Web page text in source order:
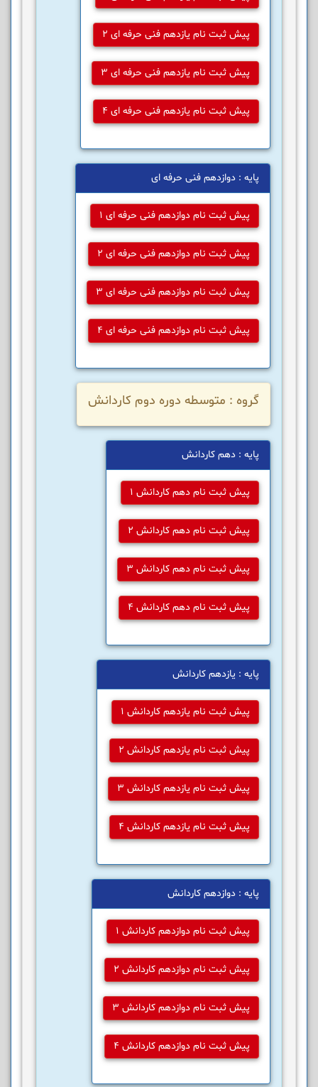
پیش ثبت نام یازدهم فنی حرفه ای 2
پیش ثبت نام یازدهم فنی حرفه ای 3
پیش ثبت نام یازدهم فنی حرفه ای 4
پایه : دوازدهم فنی حرفه ای
پیش ثبت نام دوازدهم فنی حرفه ای 1
پیش ثبت نام دوازدهم فنی حرفه ای 2
پیش ثبت نام دوازدهم فنی حرفه ای 3
پیش ثبت نام دوازدهم فنی حرفه ای 4
گروه : متوسطه دوره دوم کاردانش
پایه : دهم کاردانش
پیش ثبت نام دهم کاردانش 1
پیش ثبت نام دهم کاردانش 2
پیش ثبت نام دهم کاردانش 3
پیش ثبت نام دهم کاردانش 4
پایه : یازدهم کاردانش
پیش ثبت نام یازدهم کاردانش 1
پیش ثبت نام یازدهم کاردانش 2
پیش ثبت نام یازدهم کاردانش 3
پیش ثبت نام یازدهم کاردانش 4
پایه : دوازدهم کاردانش
پیش ثبت نام دوازدهم کاردانش 1
پیش ثبت نام دوازدهم کاردانش 2
پیش ثبت نام دوازدهم کاردانش 3
پیش ثبت نام دوازدهم کاردانش 4